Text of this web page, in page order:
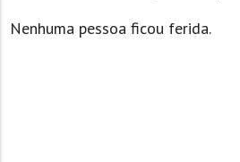
Nenhuma pessoa ficou ferida.